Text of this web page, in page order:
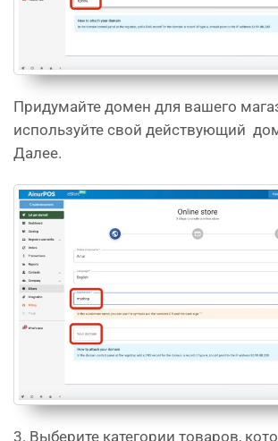
Придумайте домен для вашего
используйте свой действующий
Далее.
3. Выберите категории товаров,